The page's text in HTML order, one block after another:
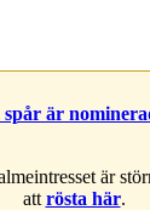
spår är
är
att rösta här.